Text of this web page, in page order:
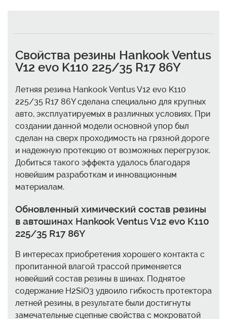
Свойства резины Hankook Ventus
V12 evo K110 225/35 R17 86Y
Летняя резина Hankook Ventus V12 evo K110
225/35 R17 86Y сделана специально для крупных
авто, эксплуатируемых в различных условиях. При
создании данной модели основной упор был
сделан на сверх проходимость на грязной дороге
и надежную протекцию от возможных перегрузок.
Добиться такого эффекта удалось благодаря
новейшим разработкам и инновационным
материалам.
Обновленный химический состав резины
в автошинах Hankook Ventus V12 evo K110
225/35 R17 86Y
В интересах приобретения хорошего контакта с
пропитанной влагой трассой применяется
новейший состав резины в шинах. Поднятое
содержание H2SiО3 удвоило гибкость протектора
летней резины, в результате были достигнуты
замечательные сцепные свойства с мокроватой